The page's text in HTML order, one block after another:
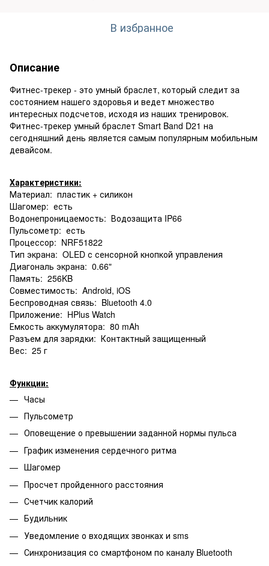
В избранное
Описание
Фитнес-трекер - это умный браслет, который следит за
состоянием нашего здоровья и ведет множество
интересных подсчетов, исходя из наших тренировок.
Фитнес-трекер умный браслет Smart Band D21 на
сегодняшний день является самым популярным мобильным
девайсом.
Характеристики:
Материал: пластик + силикон
Шагомер: есть
Водонепроницаемость: Водозащита IP66
Пульсометр: есть
Процессор: NRF51822
Тип экрана: OLED с сенсорной кнопкой управления
Диагональ экрана: 0.66"
Память: 256KB
Совместимость: Android, iOS
Беспроводная связь: Bluetooth 4.0
Приложение: HPlus Watch
Емкость аккумулятора: 80 mAh
Разъем для зарядки: Контактный защищенный
Вес: 25 г
Функции:
Часы
Пульсометр
Оповещение о превышении заданной нормы пульса
График изменения сердечного ритма
Шагомер
Просчет пройденного расстояния
Счетчик калорий
Будильник
Уведомление о входящих звонках и sms
Синхронизация со смартфоном по каналу Bluetooth